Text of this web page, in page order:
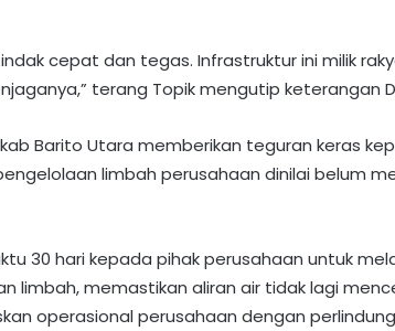
cepat dan tegas. Infrastruktur ini milik
terang Topik mengutip keterangan
Barito Utara memberikan teguran keras
limbah perusahaan dinilai belum
30 hari kepada pihak perusahaan untuk
limbah, memastikan aliran air tidak lagi
operasional perusahaan dengan